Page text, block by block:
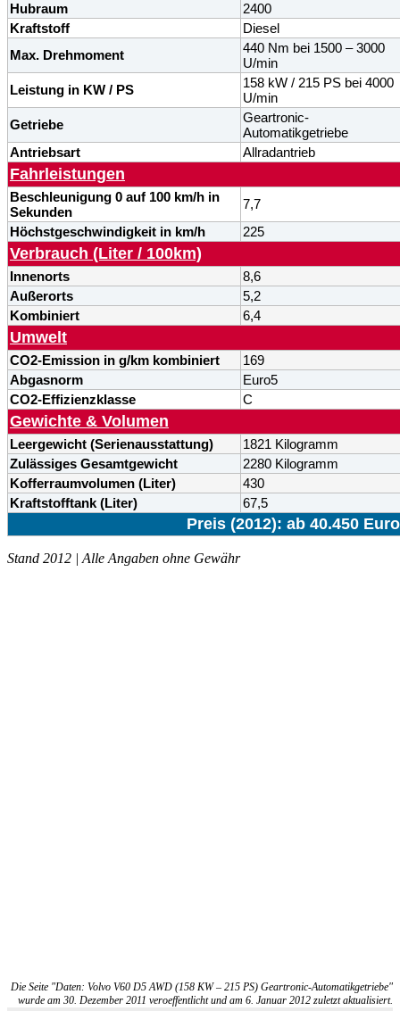
Hubraum
2400
Kraftstoff
Diesel
Max. Drehmoment
440 Nm bei 1500 – 3000
U/min
Leistung in KW / PS
158 kW / 215 PS bei 4000
U/min
Getriebe
Geartronic-
Automatikgetriebe
Antriebsart
Allradantrieb
Fahrleistungen
Beschleunigung 0 auf 100 km/h in
Sekunden
7,7
Höchstgeschwindigkeit in km/h
225
Verbrauch (Liter / 100km)
Innenorts
8,6
Außerorts
5,2
Kombiniert
6,4
Umwelt
CO2-Emission in g/km kombiniert
169
Abgasnorm
Euro5
CO2-Effizienzklasse
C
Gewichte & Volumen
Leergewicht (Serienausstattung)
1821 Kilogramm
Zulässiges Gesamtgewicht
2280 Kilogramm
Kofferraumvolumen (Liter)
430
Kraftstofftank (Liter)
67,5
Preis (2012): ab 40.450 Euro
Stand 2012 | Alle Angaben ohne Gewähr
Die Seite "Daten: Volvo V60 D5 AWD (158 KW – 215 PS) Geartronic-Automatikgetriebe"
wurde am 30. Dezember 2011 veroeffentlicht und am 6. Januar 2012 zuletzt aktualisiert.